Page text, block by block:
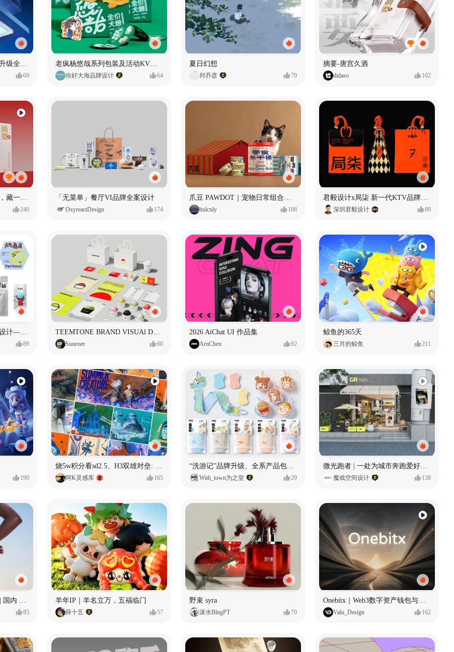
69 你好大海品牌设计 64
夏日幻想
邦乔彦 79
摘要-唐宫久酒
didaso 102
《未央》｜一册东方酒礼，藏一方岁时雅意
240
「无菜单」餐厅VI品牌全案设计
OxyreactDesign 174
爪豆 PAWDOT｜宠物日常组合礼盒包装设计
hulcnly 108
君毅设计x局柒 新一代KTV品牌全案设计
深圳君毅设计 89
89 Suneoer 60
2026 AiChat UI 作品集
ArnChen 82
鲸鱼的365天
三月的鲸鱼 211
190
烧5w积分看sd2.5、H3双雄对垒: 全面测评MiniMax H3篇
阿K灵感库 165
“洗游记”品牌升级、全系产品包装设计、店堆设计
With_town为之堂 29
微光跑者 | 一处为城市奔跑爱好者打造的复合空间
魔戏空间设计 138
85
羊年IP｜羊名立万，五福临门
薛十五 57
野束 syra
滚水BlngPT 70 Valu_Design 162